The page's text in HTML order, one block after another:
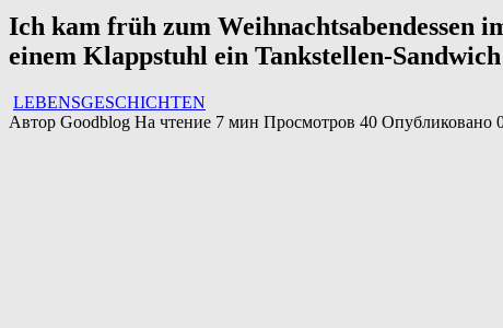
Ich kam früh zum Weihnachtsabendessen
einem Klappstuhl ein Tankstellen-
LEBENSGESCHICHTEN
Автор Goodblog На чтение 7 мин Просмотров 40 Опубликовано